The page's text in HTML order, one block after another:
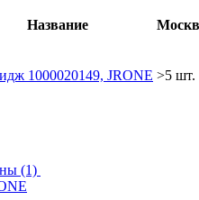
Название
1000020149, JRONE >5 шт.
(1)